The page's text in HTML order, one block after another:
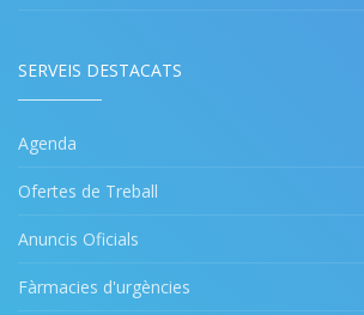
SERVEIS DESTACATS
Agenda
Ofertes de Treball
Anuncis Oficials
Fàrmacies d'urgències